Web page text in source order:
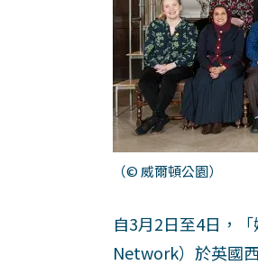
（© 威爾頓公園）
自3月2日至4日，
Network）於英國